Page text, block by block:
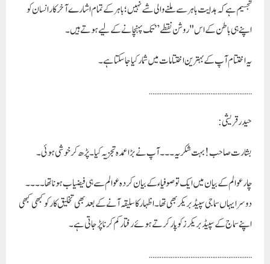
تجسیم ہے کہہدایت باہر سے ملنے والی شے نہیں؛ باہر کے تمام اشارے آخرکار انسان کو
اپنے ہی باطن کے اس "روشن نقطے” تک پہنچانے کے لیے ہوتے ہیں۔
یہ اختتام آپ کے بہترین اختتامات میں شمار کیا جا سکتا ہے۔
…………………………………………………
حیدرقریشی :
بشارت صاحب! بہت شکریہ ۔۔۔آپ نے بڑا عمدہ تجزيہ کیا۔پڑھ کر خوشی ہوئی ۔
چار عوالم کے بیان میں ایک تو صوفیاء کے بیان کردہ عوالم سے ہی فیضیاب ہونا تھا۔۔۔۔
دوسرا یہاں سماجی سپیڈ بریکر بھی تھا ۔اظہار کا سلیقہ آنے کے بعد بھی تخلیق کار کو کبھی کبھی
اپنے سماج کے سپیڈ بریکرز کو پارکرتے ہوئے رفتار کم کرنا پڑ جاتی ہے ۔
…………………………………………………